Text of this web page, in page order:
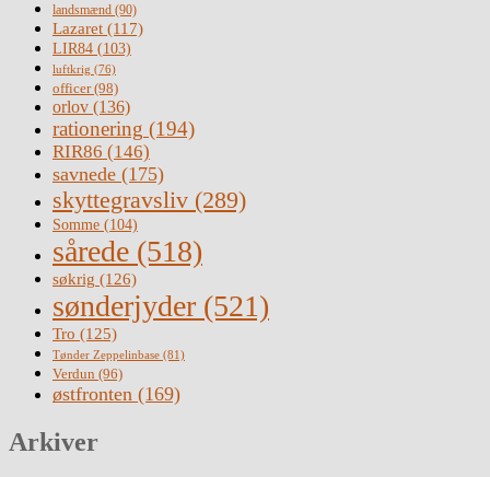
landsmænd (90)
Lazaret (117)
LIR84 (103)
luftkrig (76)
officer(98)
orlov (136)
rationering (194)
RIR86 (146)
savnede (175)
skyttegravsliv (289)
Somme (104)
sårede (518)
søkrig (126)
sønderjyder (521)
Tro (125)
Tønder Zeppelinbase (81)
Verdun (96)
østfronten (169)
Arkiver